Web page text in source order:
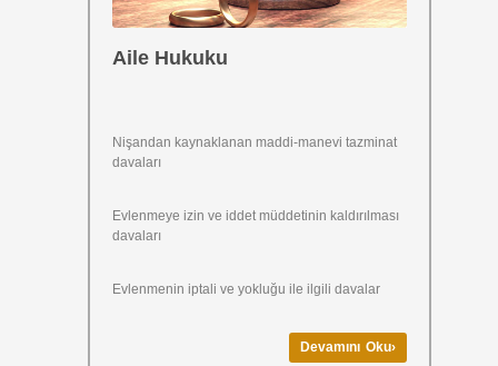
Aile Hukuku
Nişandan kaynaklanan maddi-manevi tazminat
davaları
Evlenmeye izin ve iddet müddetinin kaldırılması
davaları
Evlenmenin iptali ve yokluğu ile ilgili davalar
Devamını Oku›